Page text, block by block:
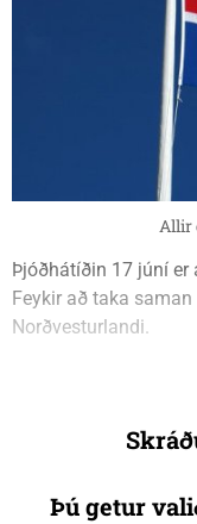
Allir
Þjóðhátíðin 17 júní
Feykir að taka
Norðvesturlandi.
Þú getur